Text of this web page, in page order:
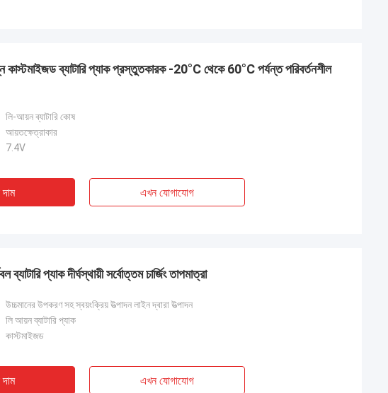
কাস্টমাইজড ব্যাটারি প্যাক প্রস্তুতকারক -20°C থেকে 60°C পর্যন্ত পরিবর্তনশীল
লি-আয়ন ব্যাটারি কোষ
আয়তক্ষেত্রাকার
7.4V
এখন যোগাযোগ
ব্যাটারি প্যাক দীর্ঘস্থায়ী সর্বোত্তম চার্জিং তাপমাত্রা
উচ্চমানের উপকরণ সহ স্বয়ংক্রিয় উত্পাদন লাইন দ্বারা উত্পাদন
লি আয়ন ব্যাটারি প্যাক
কাস্টমাইজড
এখন যোগাযোগ